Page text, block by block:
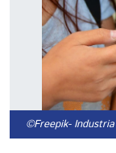
©Freepik-